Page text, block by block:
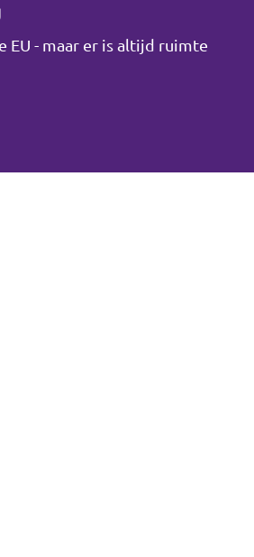
EU - maar er is altijd ruimte